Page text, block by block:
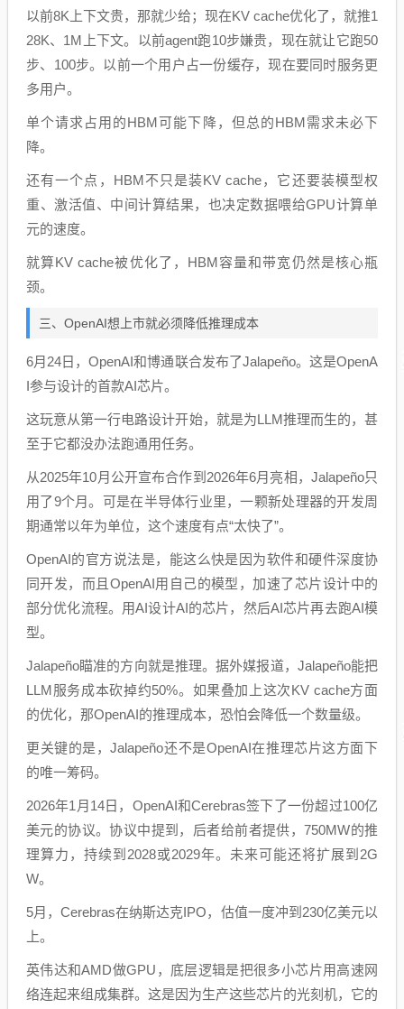
以前8K上下文贵，那就少给；现在KV cache优化了，就推1
28K、1M上下文。以前agent跑10步嫌贵，现在就让它跑50
步、100步。以前一个用户占一份缓存，现在要同时服务更
多用户。
单个请求占用的HBM可能下降，但总的HBM需求未必下
降。
还有一个点，HBM不只是装KV cache，它还要装模型权
重、激活值、中间计算结果，也决定数据喂给GPU计算单
元的速度。
就算KV cache被优化了，HBM容量和带宽仍然是核心瓶
颈。
三、OpenAI想上市就必须降低推理成本
6月24日，OpenAI和博通联合发布了Jalapeño。这是OpenA
I参与设计的首款AI芯片。
这玩意从第一行电路设计开始，就是为LLM推理而生的，甚
至于它都没办法跑通用任务。
从2025年10月公开宣布合作到2026年6月亮相，Jalapeño只
用了9个月。可是在半导体行业里，一颗新处理器的开发周
期通常以年为单位，这个速度有点“太快了”。
OpenAI的官方说法是，能这么快是因为软件和硬件深度协
同开发，而且OpenAI用自己的模型，加速了芯片设计中的
部分优化流程。用AI设计AI的芯片，然后AI芯片再去跑AI模
型。
Jalapeño瞄准的方向就是推理。据外媒报道，Jalapeño能把
LLM服务成本砍掉约50%。如果叠加上这次KV cache方面
的优化，那OpenAI的推理成本，恐怕会降低一个数量级。
更关键的是，Jalapeño还不是OpenAI在推理芯片这方面下
的唯一筹码。
2026年1月14日，OpenAI和Cerebras签下了一份超过100亿
美元的协议。协议中提到，后者给前者提供，750MW的推
理算力，持续到2028或2029年。未来可能还将扩展到2G
W。
5月，Cerebras在纳斯达克IPO，估值一度冲到230亿美元以
上。
英伟达和AMD做GPU，底层逻辑是把很多小芯片用高速网
络连起来组成集群。这是因为生产这些芯片的光刻机，它的